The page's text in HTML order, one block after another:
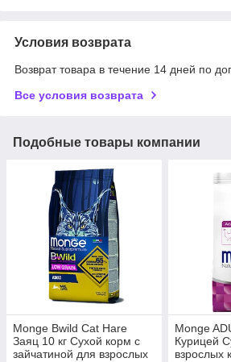
Условия возврата
Возврат товара в течение 14 дней по
Все условия возврата
Подобные товары компании
Monge Bwild Cat Hare
Заяц 10 кг Сухой корм с
зайчатиной для взрослых
Monge
Курицей
взрослых